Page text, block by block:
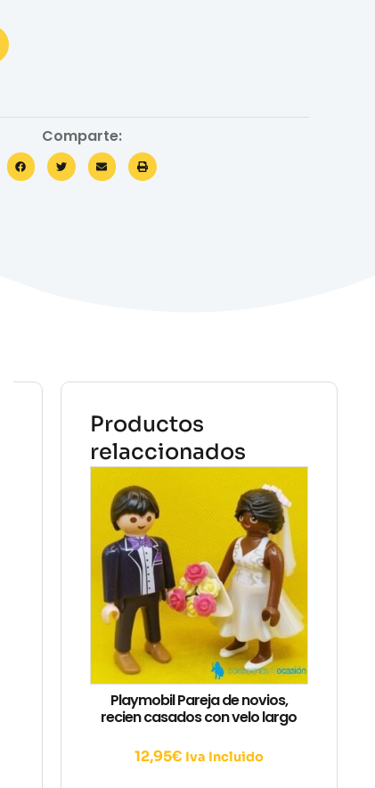
Comparte:
Productos
relaccionados
Playmobil Pareja de novios,
recien casados con velo largo
12,95€ Iva Incluido